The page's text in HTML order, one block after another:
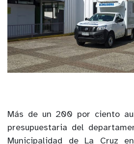
Más de un 200 por ciento
presupuestaria del
Municipalidad de La Cruz